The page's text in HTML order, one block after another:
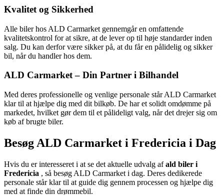
Kvalitet og Sikkerhed
Alle biler hos ALD Carmarket gennemgår en omfattende
kvalitetskontrol for at sikre, at de lever op til høje standarder inden
salg. Du kan derfor være sikker på, at du får en pålidelig og sikker
bil, når du handler hos dem.
ALD Carmarket – Din Partner i Bilhandel
Med deres professionelle og venlige personale står ALD Carmarket
klar til at hjælpe dig med dit bilkøb. De har et solidt omdømme på
markedet, hvilket gør dem til et pålideligt valg, når det drejer sig om
køb af brugte biler.
Besøg ALD Carmarket i Fredericia i Dag
Hvis du er interesseret i at se det aktuelle udvalg afald biler i
Fredericia , så besøg ALD Carmarket i dag. Deres dedikerede
personale står klar til at guide dig gennem processen og hjælpe dig
med at finde din drømmebil.